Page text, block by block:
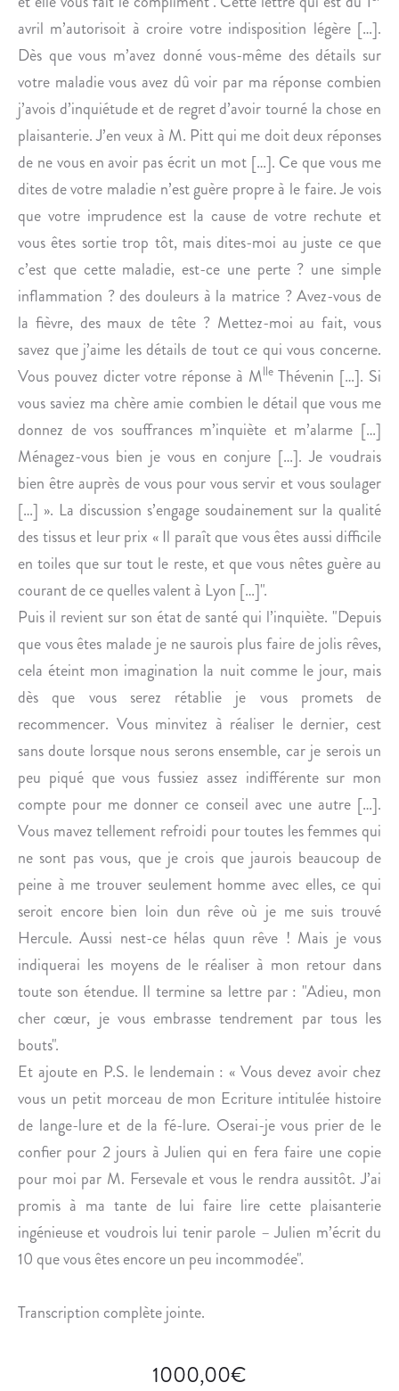
avril m’autorisoit à croire votre indisposition légère […].
Dès que vous m’avez donné vous-même des détails sur
votre maladie vous avez dû voir par ma réponse combien
j’avois d’inquiétude et de regret d’avoir tourné la chose en
plaisanterie. J’en veux à M. Pitt qui me doit deux réponses
de ne vous en avoir pas écrit un mot […]. Ce que vous me
dites de votre maladie n’est guère propre à le faire. Je vois
que votre imprudence est la cause de votre rechute et
vous êtes sortie trop tôt, mais dites-moi au juste ce que
c’est que cette maladie, est-ce une perte ? une simple
inflammation ? des douleurs à la matrice ? Avez-vous de
la fièvre, des maux de tête ? Mettez-moi au fait, vous
savez que j’aime les détails de tout ce qui vous concerne.
Vous pouvez dicter votre réponse à MlleThévenin […]. Si
vous saviez ma chère amie combien le détail que vous me
donnez de vos souffrances m’inquiète et m’alarme […]
Ménagez-vous bien je vous en conjure […]. Je voudrais
bien être auprès de vous pour vous servir et vous soulager
[…] ». La discussion s’engage soudainement sur la qualité
des tissus et leur prix « Il paraît que vous êtes aussi difficile
en toiles que sur tout le reste, et que vous nêtes guère au
courant de ce quelles valent à Lyon […]".
Puis il revient sur son état de santé qui l’inquiète. "Depuis
que vous êtes malade je ne saurois plus faire de jolis rêves,
cela éteint mon imagination la nuit comme le jour, mais
dès que vous serez rétablie je vous promets de
recommencer. Vous minvitez à réaliser le dernier, cest
sans doute lorsque nous serons ensemble, car je serois un
peu piqué que vous fussiez assez indifférente sur mon
compte pour me donner ce conseil avec une autre […].
Vous mavez tellement refroidi pour toutes les femmes qui
ne sont pas vous, que je crois que jaurois beaucoup de
peine à me trouver seulement homme avec elles, ce qui
seroit encore bien loin dun rêve où je me suis trouvé
Hercule. Aussi nest-ce hélas quun rêve ! Mais je vous
indiquerai les moyens de le réaliser à mon retour dans
toute son étendue. Il termine sa lettre par : "Adieu, mon
cher cœur, je vous embrasse tendrement par tous les
bouts".
Et ajoute en P.S. le lendemain : « Vous devez avoir chez
vous un petit morceau de mon Ecriture intitulée histoire
de lange-lure et de la fé-lure. Oserai-je vous prier de le
confier pour 2 jours à Julien qui en fera faire une copie
pour moi par M. Fersevale et vous le rendra aussitôt. J’ai
promis à ma tante de lui faire lire cette plaisanterie
ingénieuse et voudrois lui tenir parole – Julien m’écrit du
10 que vous êtes encore un peu incommodée".
Transcription complète jointe.
1000,00€